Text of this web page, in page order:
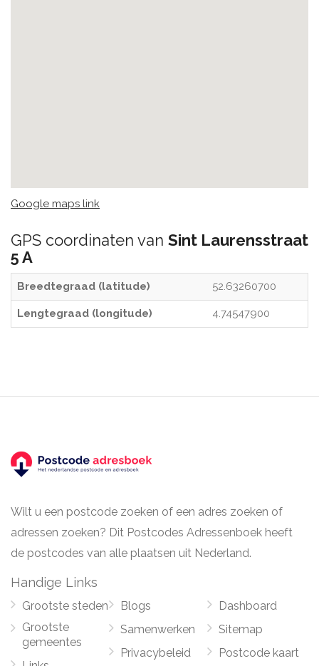
Google maps link
GPS coordinaten van Sint Laurensstraat
5 A
Breedtegraad (latitude) 52.63260700
Lengtegraad (longitude) 4.74547900
Wilt u een postcode zoeken of een adres zoeken of
adressen zoeken? Dit Postcodes Adressenboek heeft
de postcodes van alle plaatsen uit Nederland.
Handige Links
Grootste steden
Grootste
gemeentes
Blogs
Samenwerken
Privacybeleid
Dashboard
Sitemap
Postcode kaart